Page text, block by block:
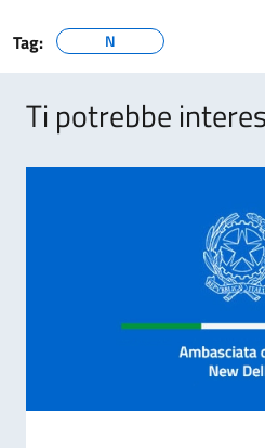
Tag: N
Ti potrebbe